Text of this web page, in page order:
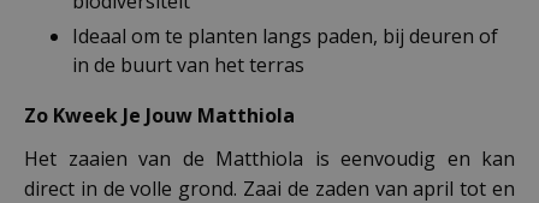
Ideaal om te planten langs paden, bij deuren of
in de buurt van het terras
Zo Kweek Je Jouw Matthiola
Het zaaien van de Matthiola is eenvoudig en kan
direct in de volle grond. Zaai de zaden van april tot en